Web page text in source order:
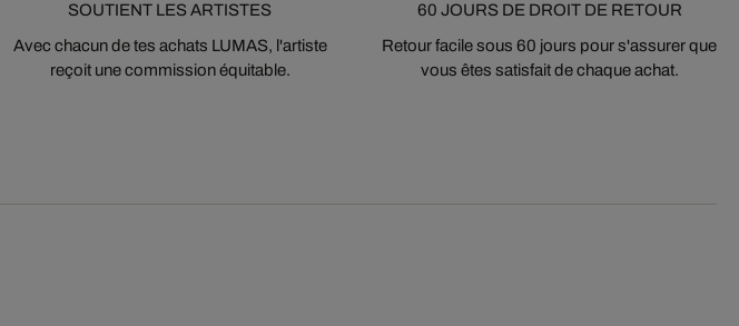
SOUTIENT LES ARTISTES
Avec chacun de tes achats LUMAS, l'artiste
reçoit une commission équitable.
60 JOURS DE DROIT DE RETOUR
Retour facile sous 60 jours pour s'assurer que
vous êtes satisfait de chaque achat.